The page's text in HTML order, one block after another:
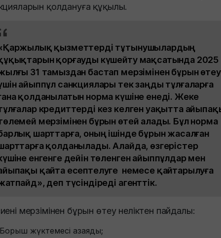
қолдануға құқылы.
қызметтерді тұтынушылардың
қорғауды күшейту мақсатында 2025
31 тамыздан бастап мерзімінен бұрын өтеу
айыппұл санкциялары тек заңды тұлғаларға
қолданылатын норма күшіне енеді. Жеке
кредиттерді кез келген уақытта
мерзімінен бұрын өтей алады. Бұл норма
шарттарға, оның ішінде бұрын жасалған
қолданылады. Алайда, өзгерістер
енгенге дейін төленген айыппұлдар мен
қайта есептелуге немесе қайтарылуға
деп түсіндіреді агенттік.
мерзімінен бұрын өтеу неліктен пайдалы:
Борыш жүктемесі азаяды;